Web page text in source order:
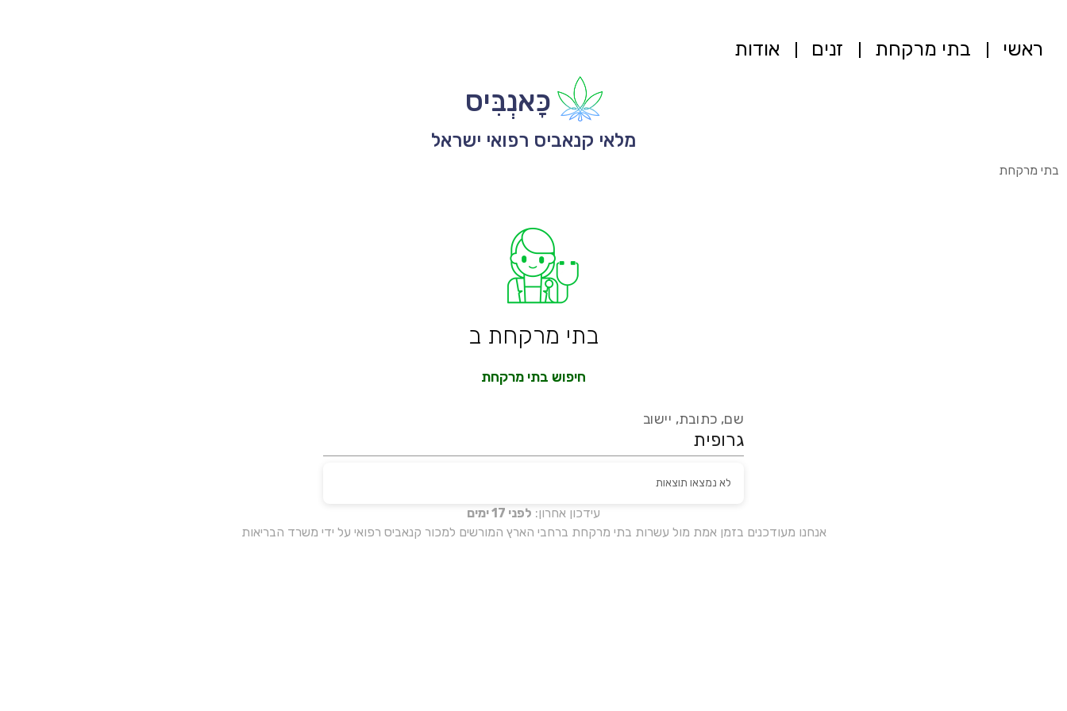
ראשי בתי מרקחת זנים אודות
כָּאנְבִּיס
מלאי קנאביס רפואי ישראל
בתי מרקחת
בתי מרקחת ב
חיפוש בתי מרקחת
שם, כתובת, יישוב
עידכון אחרון: לפני 17 ימים
אנחנו מעודכנים בזמן אמת מול עשרות בתי מרקחת ברחבי הארץ המורשים למכור קנאביס רפואי על ידי משרד הבריאות
לא נמצאו תוצאות